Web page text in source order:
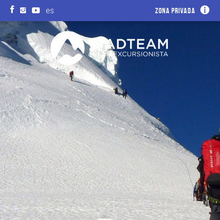
es Zona privada